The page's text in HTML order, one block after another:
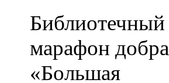
Библиотечный
марафон добра
«Большая